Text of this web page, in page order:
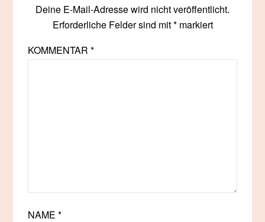
Deine E-Mail-Adresse wird nicht veröffentlicht.
Erforderliche Felder sind mit*markiert
KOMMENTAR*
NAME*